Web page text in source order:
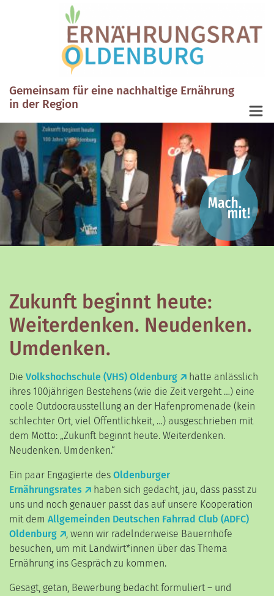
Gemeinsam für eine nachhaltige Ernährung
in der Region
Zukunft beginnt heute:
Weiterdenken. Neudenken.
Umdenken.
Die Volkshochschule (VHS) Oldenburg
hatte anlässlich
ihres 100jährigen Bestehens (wie die Zeit vergeht …) eine
coole Outdoorausstellung an der Hafenpromenade (kein
schlechter Ort, viel Öffentlichkeit, …) ausgeschrieben mit
dem Motto: „Zukunft beginnt heute. Weiterdenken.
Neudenken. Umdenken.“
Ein paar Engagierte des Oldenburger
Ernährungsrates
haben sich gedacht, jau, dass passt zu
uns und noch genauer passt das auf unsere Kooperation
mit dem Allgemeinden Deutschen Fahrrad Club (ADFC)
Oldenburg
, wenn wir radelnderweise Bauernhöfe
besuchen, um mit Landwirt*innen über das Thema
Ernährung ins Gespräch zu kommen.
Gesagt, getan, Bewerbung bedacht formuliert – und